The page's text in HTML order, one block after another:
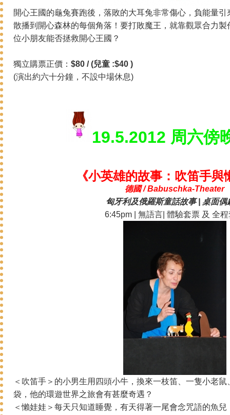
開心王國的龜兔賽跑後，落敗的大耳兔非常傷心，負能量
散播到開心森林的每個角落！要打敗魔王，就靠觀眾合力
位小朋友能否拯救開心王國？
獨立購票正價： $80 / (兒童 :$40 )
(演出約六十分鐘，不設中場休息)
19.5.2012 周六傍
《小英雄的故事：吹笛手與
德國 / Babuschka-Theater
匈牙利及俄羅斯童話故事 | 桌面偶
6:45pm | 無語言| 體驗套票 及 全
＜吹笛手＞的小男生用四頭小牛，換來一枝笛、一隻小老
袋，他的環遊世界之旅會有甚麼奇遇？
＜懶娃娃＞每天只知道睡覺，有天得著一尾會念咒語的魚